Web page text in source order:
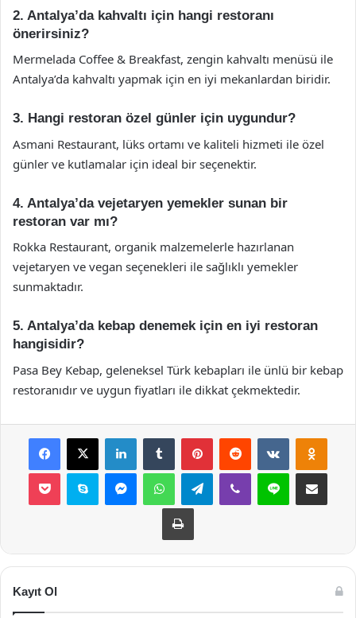
2. Antalya’da kahvaltı için hangi restoranı
önerirsiniz?
Mermelada Coffee & Breakfast, zengin kahvaltı menüsü ile
Antalya’da kahvaltı yapmak için en iyi mekanlardan biridir.
3. Hangi restoran özel günler için uygundur?
Asmani Restaurant, lüks ortamı ve kaliteli hizmeti ile özel
günler ve kutlamalar için ideal bir seçenektir.
4. Antalya’da vejetaryen yemekler sunan bir
restoran var mı?
Rokka Restaurant, organik malzemelerle hazırlanan
vejetaryen ve vegan seçenekleri ile sağlıklı yemekler
sunmaktadır.
5. Antalya’da kebap denemek için en iyi restoran
hangisidir?
Pasa Bey Kebap, geleneksel Türk kebapları ile ünlü bir kebap
restoranıdır ve uygun fiyatları ile dikkat çekmektedir.
Facebook
X LinkedInTumblr PinterestReddit VKontakte
Pocket Skype MessengerWhatsAppTelegramViber Line E-Posta ile
Yazdır
Kayıt Ol